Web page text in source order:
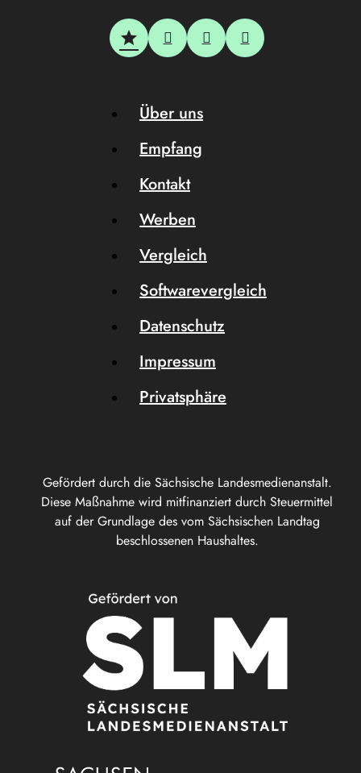
Gefördert durch die Sächsische Landesmedienanstalt.
Diese Maßnahme wird mitfinanziert durch Steuermittel
auf der Grundlage des vom Sächsischen Landtag
beschlossenen Haushaltes.
Über uns
Empfang
Kontakt
Werben
Vergleich
Softwarevergleich
Datenschutz
Impressum
Privatsphäre